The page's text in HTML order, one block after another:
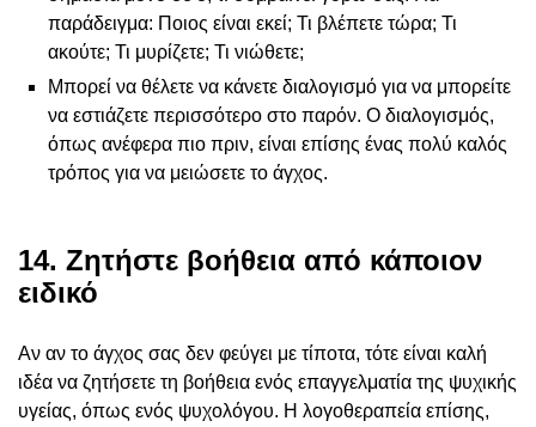
παράδειγμα: Ποιος είναι εκεί; Τι βλέπετε τώρα; Τι
ακούτε; Τι μυρίζετε; Τι νιώθετε;
Μπορεί να θέλετε να κάνετε διαλογισμό για να μπορείτε
να εστιάζετε περισσότερο στο παρόν. Ο διαλογισμός,
όπως ανέφερα πιο πριν, είναι επίσης ένας πολύ καλός
τρόπος για να μειώσετε το άγχος.
14. Ζητήστε βοήθεια από κάποιον
ειδικό
Αν αν το άγχος σας δεν φεύγει με τίποτα, τότε είναι καλή
ιδέα να ζητήσετε τη βοήθεια ενός επαγγελματία της ψυχικής
υγείας, όπως ενός ψυχολόγου. Η λογοθεραπεία επίσης,